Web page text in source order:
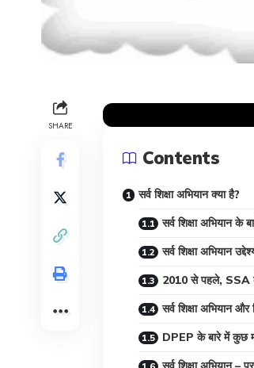
SHARE
Contents
सर्व शिक्षा अभियान क्या है?
सर्व शिक्षा अभियान के
सर्व शिक्षा अभियान
2010 से पहले, SSA
सर्व शिक्षा अभियान
DPEP के बारे में कुछ